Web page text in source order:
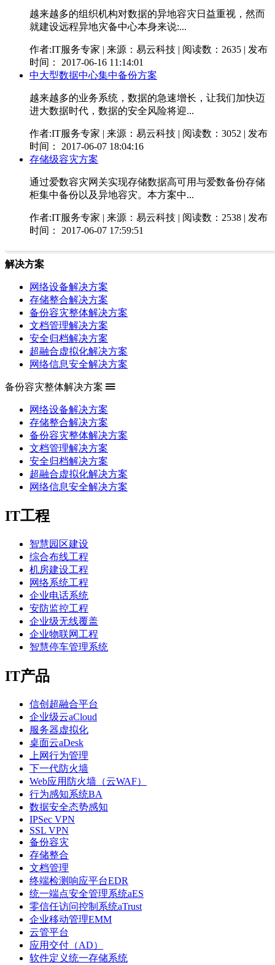
越来越多的组织机构对数据的异地容灾日益重视，然而
就建设远程异地灾备中心本身来说:...
作者:IT服务专家 | 来源：易云科技 | 阅读数：2635 | 发布
时间： 2017-06-16 11:14:01
中大型数据中心集中备份方案
越来越多的业务系统，数据的急速增长，让我们加快迈
进大数据时代，数据的安全风险将迎...
作者:IT服务专家 | 来源：易云科技 | 阅读数：3052 | 发布
时间： 2017-06-07 18:04:16
存储级容灾方案
通过爱数容灾网关实现存储数据高可用与爱数备份存储
柜集中备份以及异地容灾。本方案中...
作者:IT服务专家 | 来源：易云科技 | 阅读数：2538 | 发布
时间： 2017-06-07 17:59:51
解决方案
网络设备解决方案
存储整合解决方案
备份容灾整体解决方案
文档管理解决方案
安全归档解决方案
超融合虚拟化解决方案
网络信息安全解决方案
备份容灾整体解决方案
网络设备解决方案
存储整合解决方案
备份容灾整体解决方案
文档管理解决方案
安全归档解决方案
超融合虚拟化解决方案
网络信息安全解决方案
IT工程
智慧园区建设
综合布线工程
机房建设工程
网络系统工程
企业电话系统
安防监控工程
企业级无线覆盖
企业物联网工程
智慧停车管理系统
IT产品
信创超融合平台
企业级云aCloud
服务器虚拟化
桌面云aDesk
上网行为管理
下一代防火墙
Web应用防火墙（云WAF）
行为感知系统BA
数据安全态势感知
IPSec VPN
SSL VPN
备份容灾
存储整合
文档管理
终端检测响应平台EDR
统一端点安全管理系统aES
零信任访问控制系统aTrust
企业移动管理EMM
云管平台
应用交付（AD）
软件定义统一存储系统